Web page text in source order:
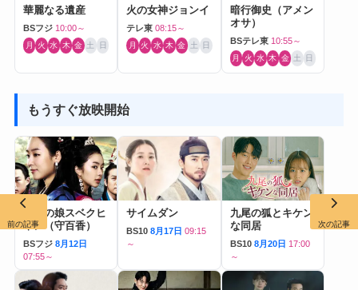
華麗なる遺産
BSフジ 10:00～
月 火 水 木 金 土 日
火の女神ジョンイ
テレ東 08:15～
月 火 水 木 金 土 日
暗行御史（アメン
オサ）
BSテレ東 10:55～
月 火 水 木 金 土 日
もうすぐ放映開始
帝王の娘スベクヒ
ャン（守百香）
BSフジ 8月12日
07:55～
サイムダン
BS10 8月17日 09:15
～
九尾の狐とキケン
な同居
BS10 8月20日 17:00
～
前の記事 次の記事